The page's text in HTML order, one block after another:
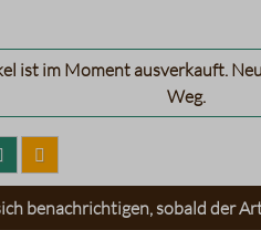
ist im Moment ausverkauft.
Weg.
benachrichtigen, sobald der